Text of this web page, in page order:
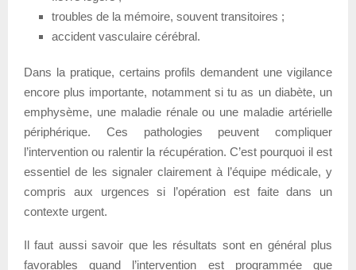
troubles de la mémoire, souvent transitoires ;
accident vasculaire cérébral.
Dans la pratique, certains profils demandent une vigilance
encore plus importante, notamment si tu as un diabète, un
emphysème, une maladie rénale ou une maladie artérielle
périphérique. Ces pathologies peuvent compliquer
l’intervention ou ralentir la récupération. C’est pourquoi il est
essentiel de les signaler clairement à l’équipe médicale, y
compris aux urgences si l’opération est faite dans un
contexte urgent.
Il faut aussi savoir que les résultats sont en général plus
favorables quand l’intervention est programmée que